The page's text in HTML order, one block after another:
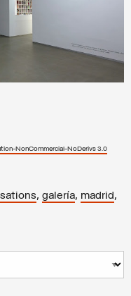
NonCommercial-NoDerivs 3.0
, galería, madrid,